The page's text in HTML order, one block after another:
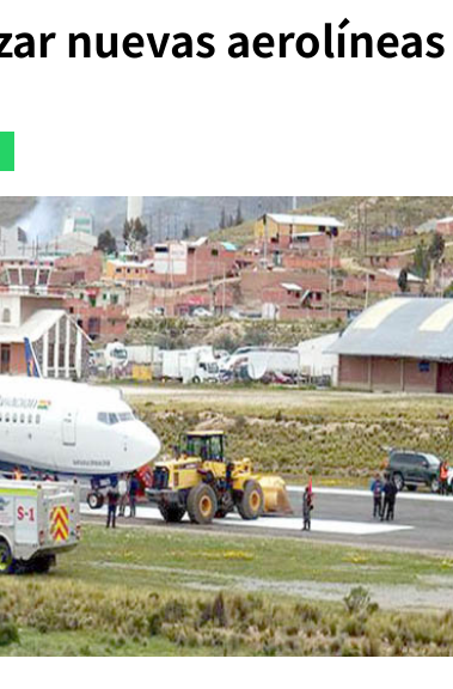
nuevas